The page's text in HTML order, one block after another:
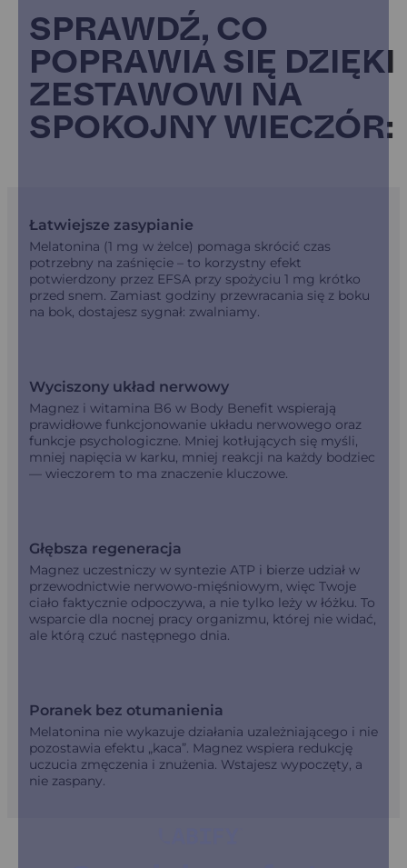
SPRAWDŹ, CO
POPRAWIA SIĘ DZIĘKI
ZESTAWOWI NA
SPOKOJNY WIECZÓR:
Łatwiejsze zasypianie
Melatonina (1 mg w żelce) pomaga skrócić czas
potrzebny na zaśnięcie – to korzystny efekt
potwierdzony przez EFSA przy spożyciu 1 mg krótko
przed snem. Zamiast godziny przewracania się z boku
na bok, dostajesz sygnał: zwalniamy.
Wyciszony układ nerwowy
Magnez i witamina B6 w Body Benefit wspierają
prawidłowe funkcjonowanie układu nerwowego oraz
funkcje psychologiczne. Mniej kotłujących się myśli,
mniej napięcia w karku, mniej reakcji na każdy bodziec
— wieczorem to ma znaczenie kluczowe.
Głębsza regeneracja
Magnez uczestniczy w syntezie ATP i bierze udział w
przewodnictwie nerwowo-mięśniowym, więc Twoje
ciało faktycznie odpoczywa, a nie tylko leży w łóżku. To
wsparcie dla nocnej pracy organizmu, której nie widać,
ale którą czuć następnego dnia.
Poranek bez otumanienia
Melatonina nie wykazuje działania uzależniającego i nie
pozostawia efektu „kaca”. Magnez wspiera redukcję
uczucia zmęczenia i znużenia. Wstajesz wypoczęty, a
nie zaspany.